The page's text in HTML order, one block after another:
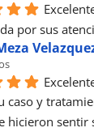
por sus
caso y
hicieron sentir